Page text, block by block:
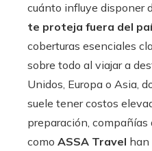
cuánto influye disponer
te proteja fuera del
coberturas esenciales
sobre todo al viajar a
Unidos, Europa o Asia,
suele tener costos
preparación,
como ASSA Travel han